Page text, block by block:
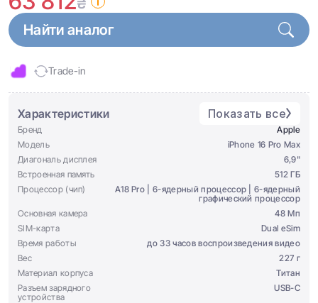
Найти аналог
Trade-in
Характеристики Показать все
Бренд
Apple
Модель
iPhone 16 Pro Max
Диагональ дисплея
6,9"
Встроенная память
512 ГБ
Процессор (чип)
A18 Pro | 6-ядерный процессор | 6-ядерный
графический процессор
Основная камера
48 Мп
SIM-карта
Dual eSim
Время работы
до 33 часов воспроизведения видео
Вес
227 г
Материал корпуса
Титан
Разъем зарядного
устройства
USB-C